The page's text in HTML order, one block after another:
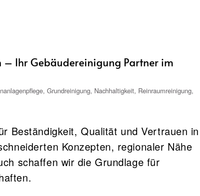
Ihr Gebäudereinigung Partner im
, Grundreinigung, Nachhaltigkeit, Reinraumreinigung,
Beständigkeit, Qualität und Vertrauen in
Konzepten, regionaler Nähe
schaffen wir die Grundlage für